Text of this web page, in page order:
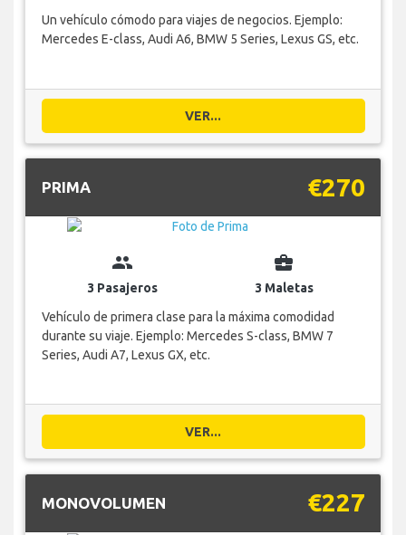
Un vehículo cómodo para viajes de negocios. Ejemplo:
Mercedes E-class, Audi A6, BMW 5 Series, Lexus GS, etc.
VER...
PRIMA €270
group
3 Pasajeros
business_center
3 Maletas
Vehículo de primera clase para la máxima comodidad
durante su viaje. Ejemplo: Mercedes S-class, BMW 7
Series, Audi A7, Lexus GX, etc.
VER...
MONOVOLUMEN €227